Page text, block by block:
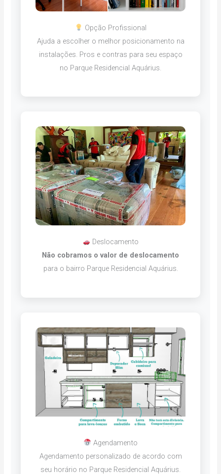
Opção Profissional
Ajuda a escolher o melhor posicionamento na
instalações. Pros e contras para seu espaço
no Parque Residencial Aquárius.
Deslocamento
Não cobramos o valor de deslocamento
para o bairro Parque Residencial Aquárius.
Agendamento
Agendamento personalizado de acordo com
seu horário no Parque Residencial Aquárius.